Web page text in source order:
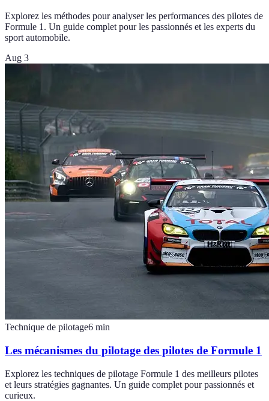
Explorez les méthodes pour analyser les performances des pilotes de
Formule 1. Un guide complet pour les passionnés et les experts du
sport automobile.
Aug 3
Technique de pilotage6 min
Les mécanismes du pilotage des pilotes de Formule 1
Explorez les techniques de pilotage Formule 1 des meilleurs pilotes
et leurs stratégies gagnantes. Un guide complet pour passionnés et
curieux.